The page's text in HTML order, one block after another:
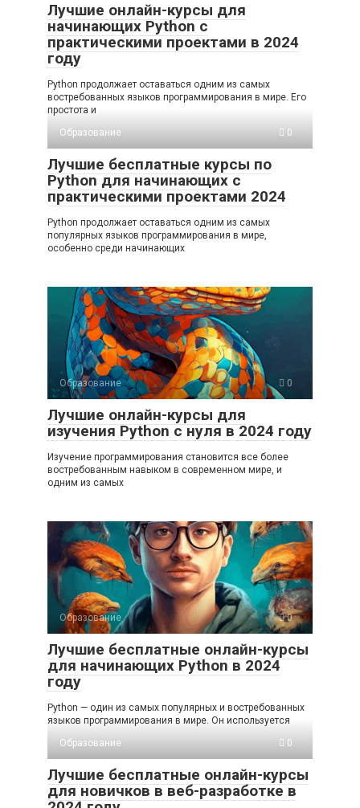
Лучшие онлайн-курсы для
начинающих Python с
практическими проектами в 2024
году
Python продолжает оставаться одним из самых
востребованных языков программирования в мире. Его
простота и
Образование
0
Лучшие бесплатные курсы по
Python для начинающих с
практическими проектами 2024
Python продолжает оставаться одним из самых
популярных языков программирования в мире,
особенно среди начинающих
Образование 0
Лучшие онлайн-курсы для
изучения Python с нуля в 2024 году
Изучение программирования становится все более
востребованным навыком в современном мире, и
одним из самых
Образование 0
Лучшие бесплатные онлайн-курсы
для начинающих Python в 2024
году
Python — один из самых популярных и востребованных
языков программирования в мире. Он используется
Образование
0
Лучшие бесплатные онлайн-курсы
для новичков в веб-разработке в